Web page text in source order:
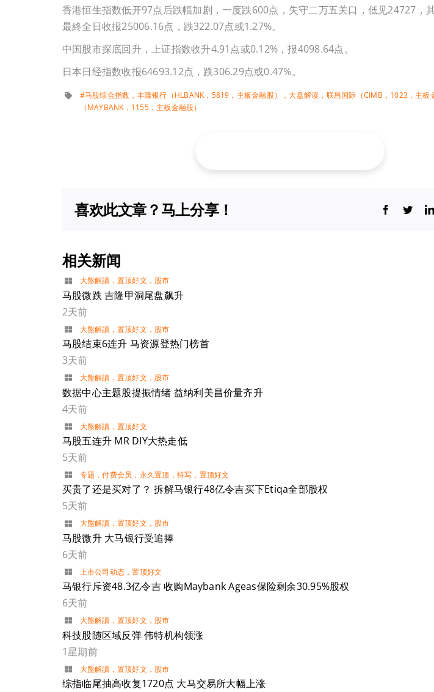
香港恒生指数低开97点后跌幅加剧，一度跌600点，失守二万五关口，低见24727，
最終全日收报25006.16点，跌322.07点或1.27%。
中国股市探底回升，上证指数收升4.91点或0.12%，报4098.64点。
日本日经指数收报64693.12点，跌306.29点或0.47%。
#马股综合指数 ， 丰隆银行（HLBANK，5819，主板金融股） ，大盘解读 ， 联昌国际（CIMB，1023，主板
（MAYBANK，1155，主板金融股）
喜欢此文章？马上分享！
相关新闻
大盤解讀 ， 置顶好文 ，股市
马股微跌 吉隆甲洞尾盘飙升
2天前
大盤解讀 ， 置顶好文 ， 股市
马股结束6连升 马资源登热门榜首
3天前
大盤解讀 ， 置顶好文 ， 股市
数据中心主题股提振情绪 益纳利美昌价量齐升
4天前
大盤解讀 ， 置顶好文
马股五连升 MR DIY大热走低
5天前
专题 ，付费会员 ， 永久置顶 ， 特写 ， 置顶好文
买贵了还是买对了？ 拆解马银行48亿令吉买下Etiqa全部股权
5天前
大盤解讀 ， 置顶好文 ，股市
马股微升 大马银行受追捧
6天前
上市公司动态 ，置顶好文
马银行斥资48.3亿令吉 收购Maybank Ageas保险剩余30.95%股权
6天前
大盤解讀 ， 置顶好文 ， 股市
科技股随区域反弹 伟特机构领涨
1星期前
大盤解讀 ， 置顶好文 ， 股市
综指临尾抽高收复1720点 大马交易所大幅上涨